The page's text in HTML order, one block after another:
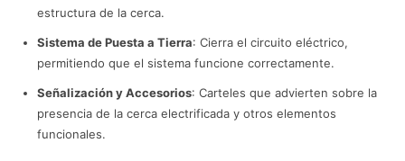
estructura de la cerca.
Sistema de Puesta a Tierra: Cierra el circuito eléctrico,
permitiendo que el sistema funcione correctamente.
Señalización y Accesorios: Carteles que advierten sobre la
presencia de la cerca electrificada y otros elementos
funcionales.